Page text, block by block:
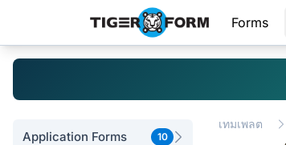
Forms
Application Forms 10
เทมเพลต